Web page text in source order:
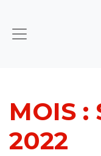
MOIS :
2022